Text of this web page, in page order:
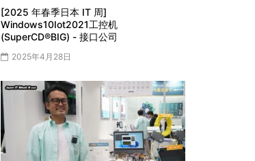
[2025 年春季日本 IT 周]
Windows10Iot2021工控机
(SuperCD®︎BIG) - 接口公司
2025年4月28日